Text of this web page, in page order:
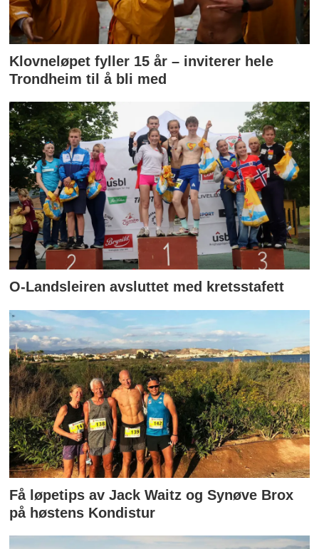
Klovneløpet fyller 15 år – inviterer hele
Trondheim til å bli med
O-Landsleiren avsluttet med kretsstafett
Få løpetips av Jack Waitz og Synøve Brox
på høstens Kondistur